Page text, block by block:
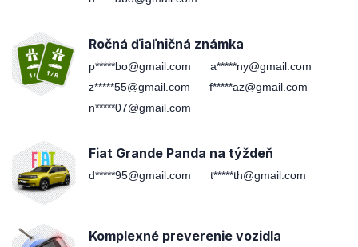
Ročná ďiaľničná známka
p*****bo@gmail.com
a*****ny@gmail.com
z*****55@gmail.com
f*****az@gmail.com
n*****07@gmail.com
Fiat Grande Panda na týždeň
d*****95@gmail.com t*****th@gmail.com
Komplexné preverenie vozidla